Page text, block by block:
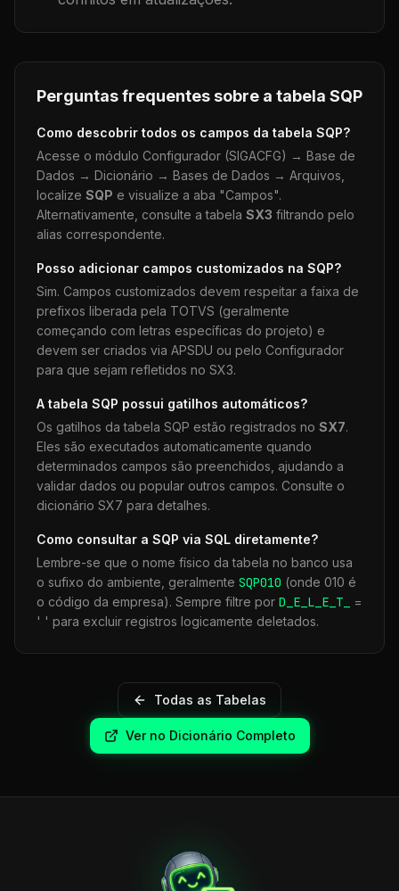
Perguntas frequentes sobre a tabela SQP
Como descobrir todos os campos da tabela SQP?
Acesse o módulo Configurador (SIGACFG) → Base de
Dados → Dicionário → Bases de Dados → Arquivos,
localize SQP e visualize a aba "Campos".
Alternativamente, consulte a tabela SX3 filtrando pelo
alias correspondente.
Posso adicionar campos customizados na SQP?
Sim. Campos customizados devem respeitar a faixa de
prefixos liberada pela TOTVS (geralmente
começando com letras específicas do projeto) e
devem ser criados via APSDU ou pelo Configurador
para que sejam refletidos no SX3.
A tabela SQP possui gatilhos automáticos?
Os gatilhos da tabela SQP estão registrados no SX7.
Eles são executados automaticamente quando
determinados campos são preenchidos, ajudando a
validar dados ou popular outros campos. Consulte o
dicionário SX7 para detalhes.
Como consultar a SQP via SQL diretamente?
Lembre-se que o nome físico da tabela no banco usa
o sufixo do ambiente, geralmente SQP010 (onde 010 é
o código da empresa). Sempre filtre por D_E_L_E_T_
=
' ' para excluir registros logicamente deletados.
Todas as Tabelas
Ver no Dicionário Completo